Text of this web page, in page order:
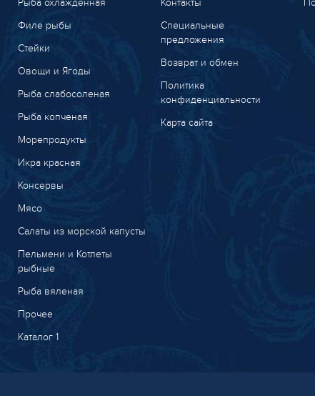
Рыба охлажденная
Филе рыбы
Стейки
Овощи и Ягоды
Рыба слабосоленая
Рыба копченая
Морепродукты
Икра красная
Консервы
Мясо
Салаты из морской капусты
Пельмени и Котлеты
рыбные
Рыба вяленая
Прочее
Каталог 1
Контакты
Специальные
предложения
Возврат и обмен
Политика
конфиденциальности
Карта сайта